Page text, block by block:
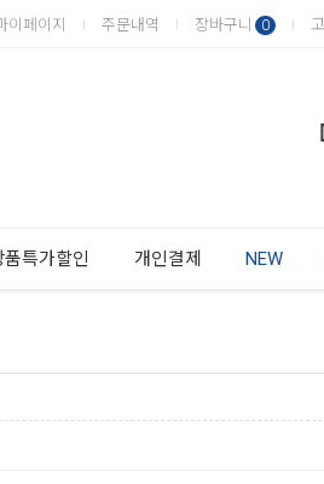
이페이지 주문내역 장바구니 0
품특가할인 개인결제 NEW